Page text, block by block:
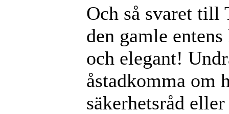
Och så svaret till
den gamle
och elegant!
åstadkomma om
säkerhetsråd